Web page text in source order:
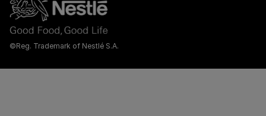
©Reg. Trademark of Nestlé S.A.